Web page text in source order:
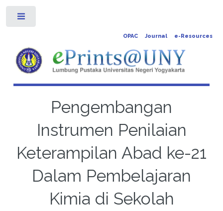
OPAC Journal e-Resources
Pengembangan
Instrumen Penilaian
Keterampilan Abad ke-21
Dalam Pembelajaran
Kimia di Sekolah